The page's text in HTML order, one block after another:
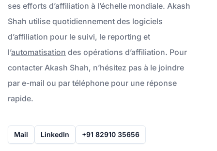
ses efforts d’affiliation à l’échelle mondiale. Akash
Shah utilise quotidiennement des logiciels
d’affiliation pour le suivi, le reporting et
l’automatisation des opérations d’affiliation. Pour
contacter Akash Shah, n’hésitez pas à le joindre
par e-mail ou par téléphone pour une réponse
rapide.
Mail LinkedIn +91 82910 35656